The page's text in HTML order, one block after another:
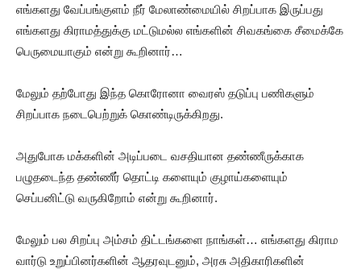
எங்களது வேப்பங்குளம் நீர் மேலாண்மையில் சிறப்பாக இருப்பது
எங்களது கிராமத்துக்கு மட்டுமல்ல எங்களின் சிவகங்கை சீமைக்கே
பெருமையாகும் என்று கூறினார்…
மேலும் தற்போது இந்த கொரோனா வைரஸ் தடுப்பு பணிகளும்
சிறப்பாக நடைபெற்றுக் கொண்டிருக்கிறது.
அதுபோக மக்களின் அடிப்படை வசதியான தண்ணீருக்காக
பழுதடைந்த தண்ணீர் தொட்டி களையும் குழாய்களையும்
செப்பனிட்டு வருகிறோம் என்று கூறினார்.
மேலும் பல சிறப்பு அம்சம் திட்டங்களை நாங்கள்… எங்களது கிராம
வார்டு உறுப்பினர்களின் ஆதரவுடனும், அரசு அதிகாரிகளின்